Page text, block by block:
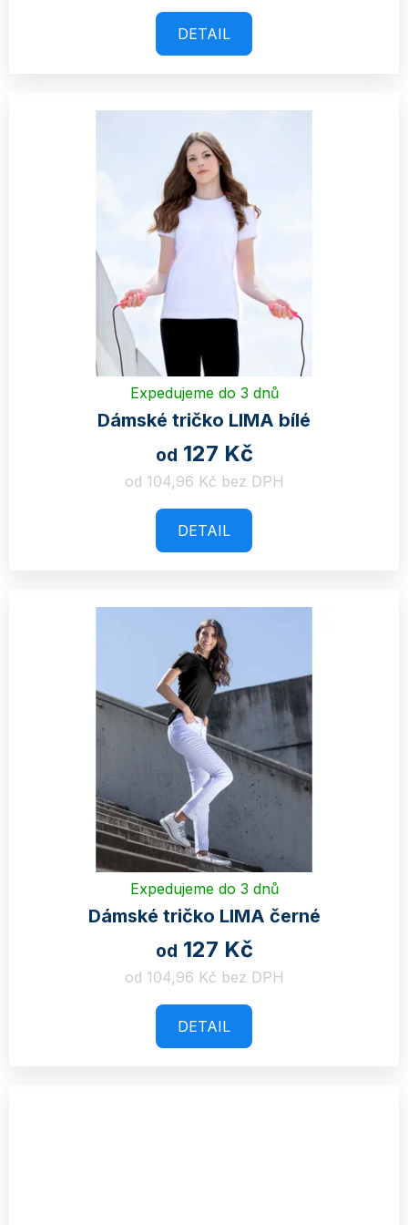
DETAIL
Expedujeme do 3 dnů
Dámské tričko LIMA bílé
od 127 Kč
od 104,96 Kč bez DPH
DETAIL
Expedujeme do 3 dnů
Dámské tričko LIMA černé
od 127 Kč
od 104,96 Kč bez DPH
DETAIL